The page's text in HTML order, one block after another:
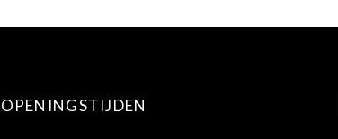
OPENINGSTIJDEN